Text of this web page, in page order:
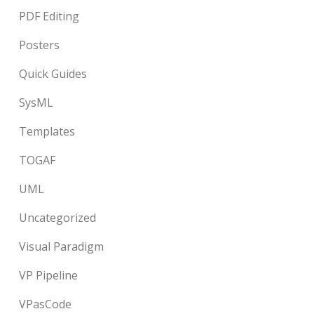
PDF Editing
Posters
Quick Guides
SysML
Templates
TOGAF
UML
Uncategorized
Visual Paradigm
VP Pipeline
VPasCode